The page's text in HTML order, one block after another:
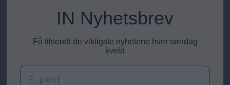
IN Nyhetsbrev
Få tilsendt de viktigste nyhetene hver søndag
kveld
E-post